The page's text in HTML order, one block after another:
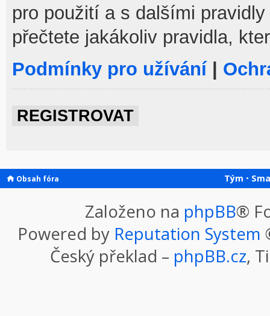
pro použití a s dalšími
přečtete jakákoliv pravidla,
Podmínky pro užívání|
REGISTROVAT
Obsah fóra Tým •
Založeno na phpBB®
Powered by Reputation System
Český překlad – phpBB.cz,